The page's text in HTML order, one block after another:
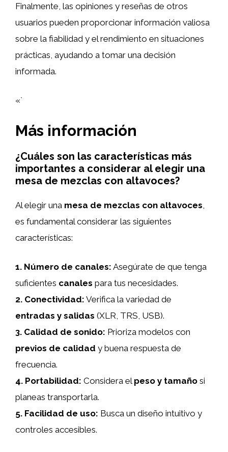
Finalmente, las opiniones y reseñas de otros
usuarios pueden proporcionar información valiosa
sobre la fiabilidad y el rendimiento en situaciones
prácticas, ayudando a tomar una decisión
informada.
«`
Más información
¿Cuáles son las características más
importantes a considerar al elegir una
mesa de mezclas con altavoces?
Al elegir una mesa de mezclas con altavoces
es fundamental considerar las siguientes
características:
1. Número de canales: Asegúrate de que tenga
suficientes canales para tus necesidades.
2. Conectividad: Verifica la variedad de
entradas y salidas (XLR, TRS, USB).
3. Calidad de sonido: Prioriza modelos con
previos de calidad y buena respuesta de
frecuencia.
4. Portabilidad: Considera el peso y tamaño si
planeas transportarla.
5. Facilidad de uso: Busca un diseño intuitivo y
controles accesibles.